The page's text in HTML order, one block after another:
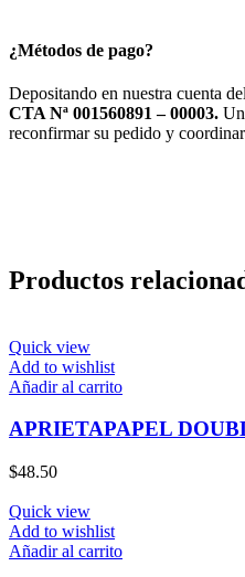
¿Métodos de pago?
Depositando en nuestra cuenta
CTA Nª 001560891 – 00003.
reconfirmar su pedido y
Productos
Quick view
Add to wishlist
Añadir al carrito
APRIETAPAPEL
$48.50
Quick view
Add to wishlist
Añadir al carrito